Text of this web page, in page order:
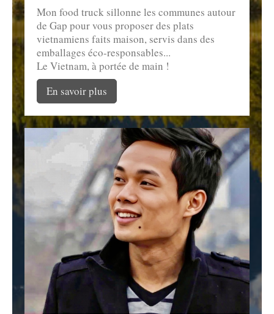
Mon food truck sillonne les communes autour
de Gap pour vous proposer des plats
vietnamiens faits maison, servis dans des
emballages éco-responsables...
Le Vietnam, à portée de main !
En savoir plus